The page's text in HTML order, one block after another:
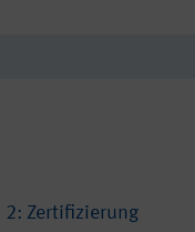
2: Zertifizierung